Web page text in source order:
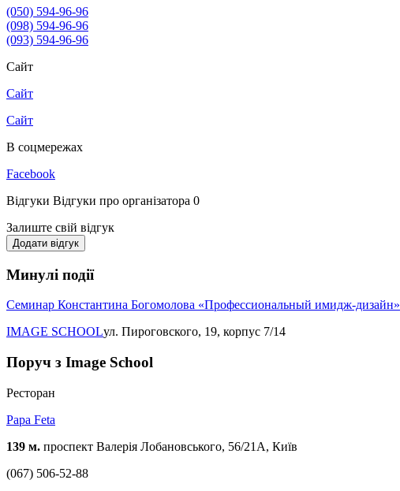
(050) 594-96-96
(098) 594-96-96
(093) 594-96-96
Сайт
Сайт
Сайт
В соцмережах
Facebook
Відгуки Відгуки про організатора 0
Залиште свій відгук
Додати відгук
Минулі події
Семинар Константина Богомолова «Профессиональный имидж-дизайн»
IMAGE SCHOOLул. Пироговского, 19, корпус 7/14
Поруч з Image School
Ресторан
Papa Feta
139 м. проспект Валерія Лобановського, 56/21А, Київ
(067) 506-52-88